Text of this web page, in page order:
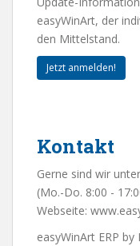
easyWinArt, der
den Mittelstand.
Jetzt anmelden!
Kontakt
Gerne sind wir
(Mo.-Do. 8:00 -
Webseite:
easyWinArt ERP by